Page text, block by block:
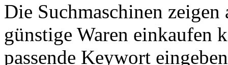
Die Suchmaschinen
günstige Waren einkaufen
passende Keywort